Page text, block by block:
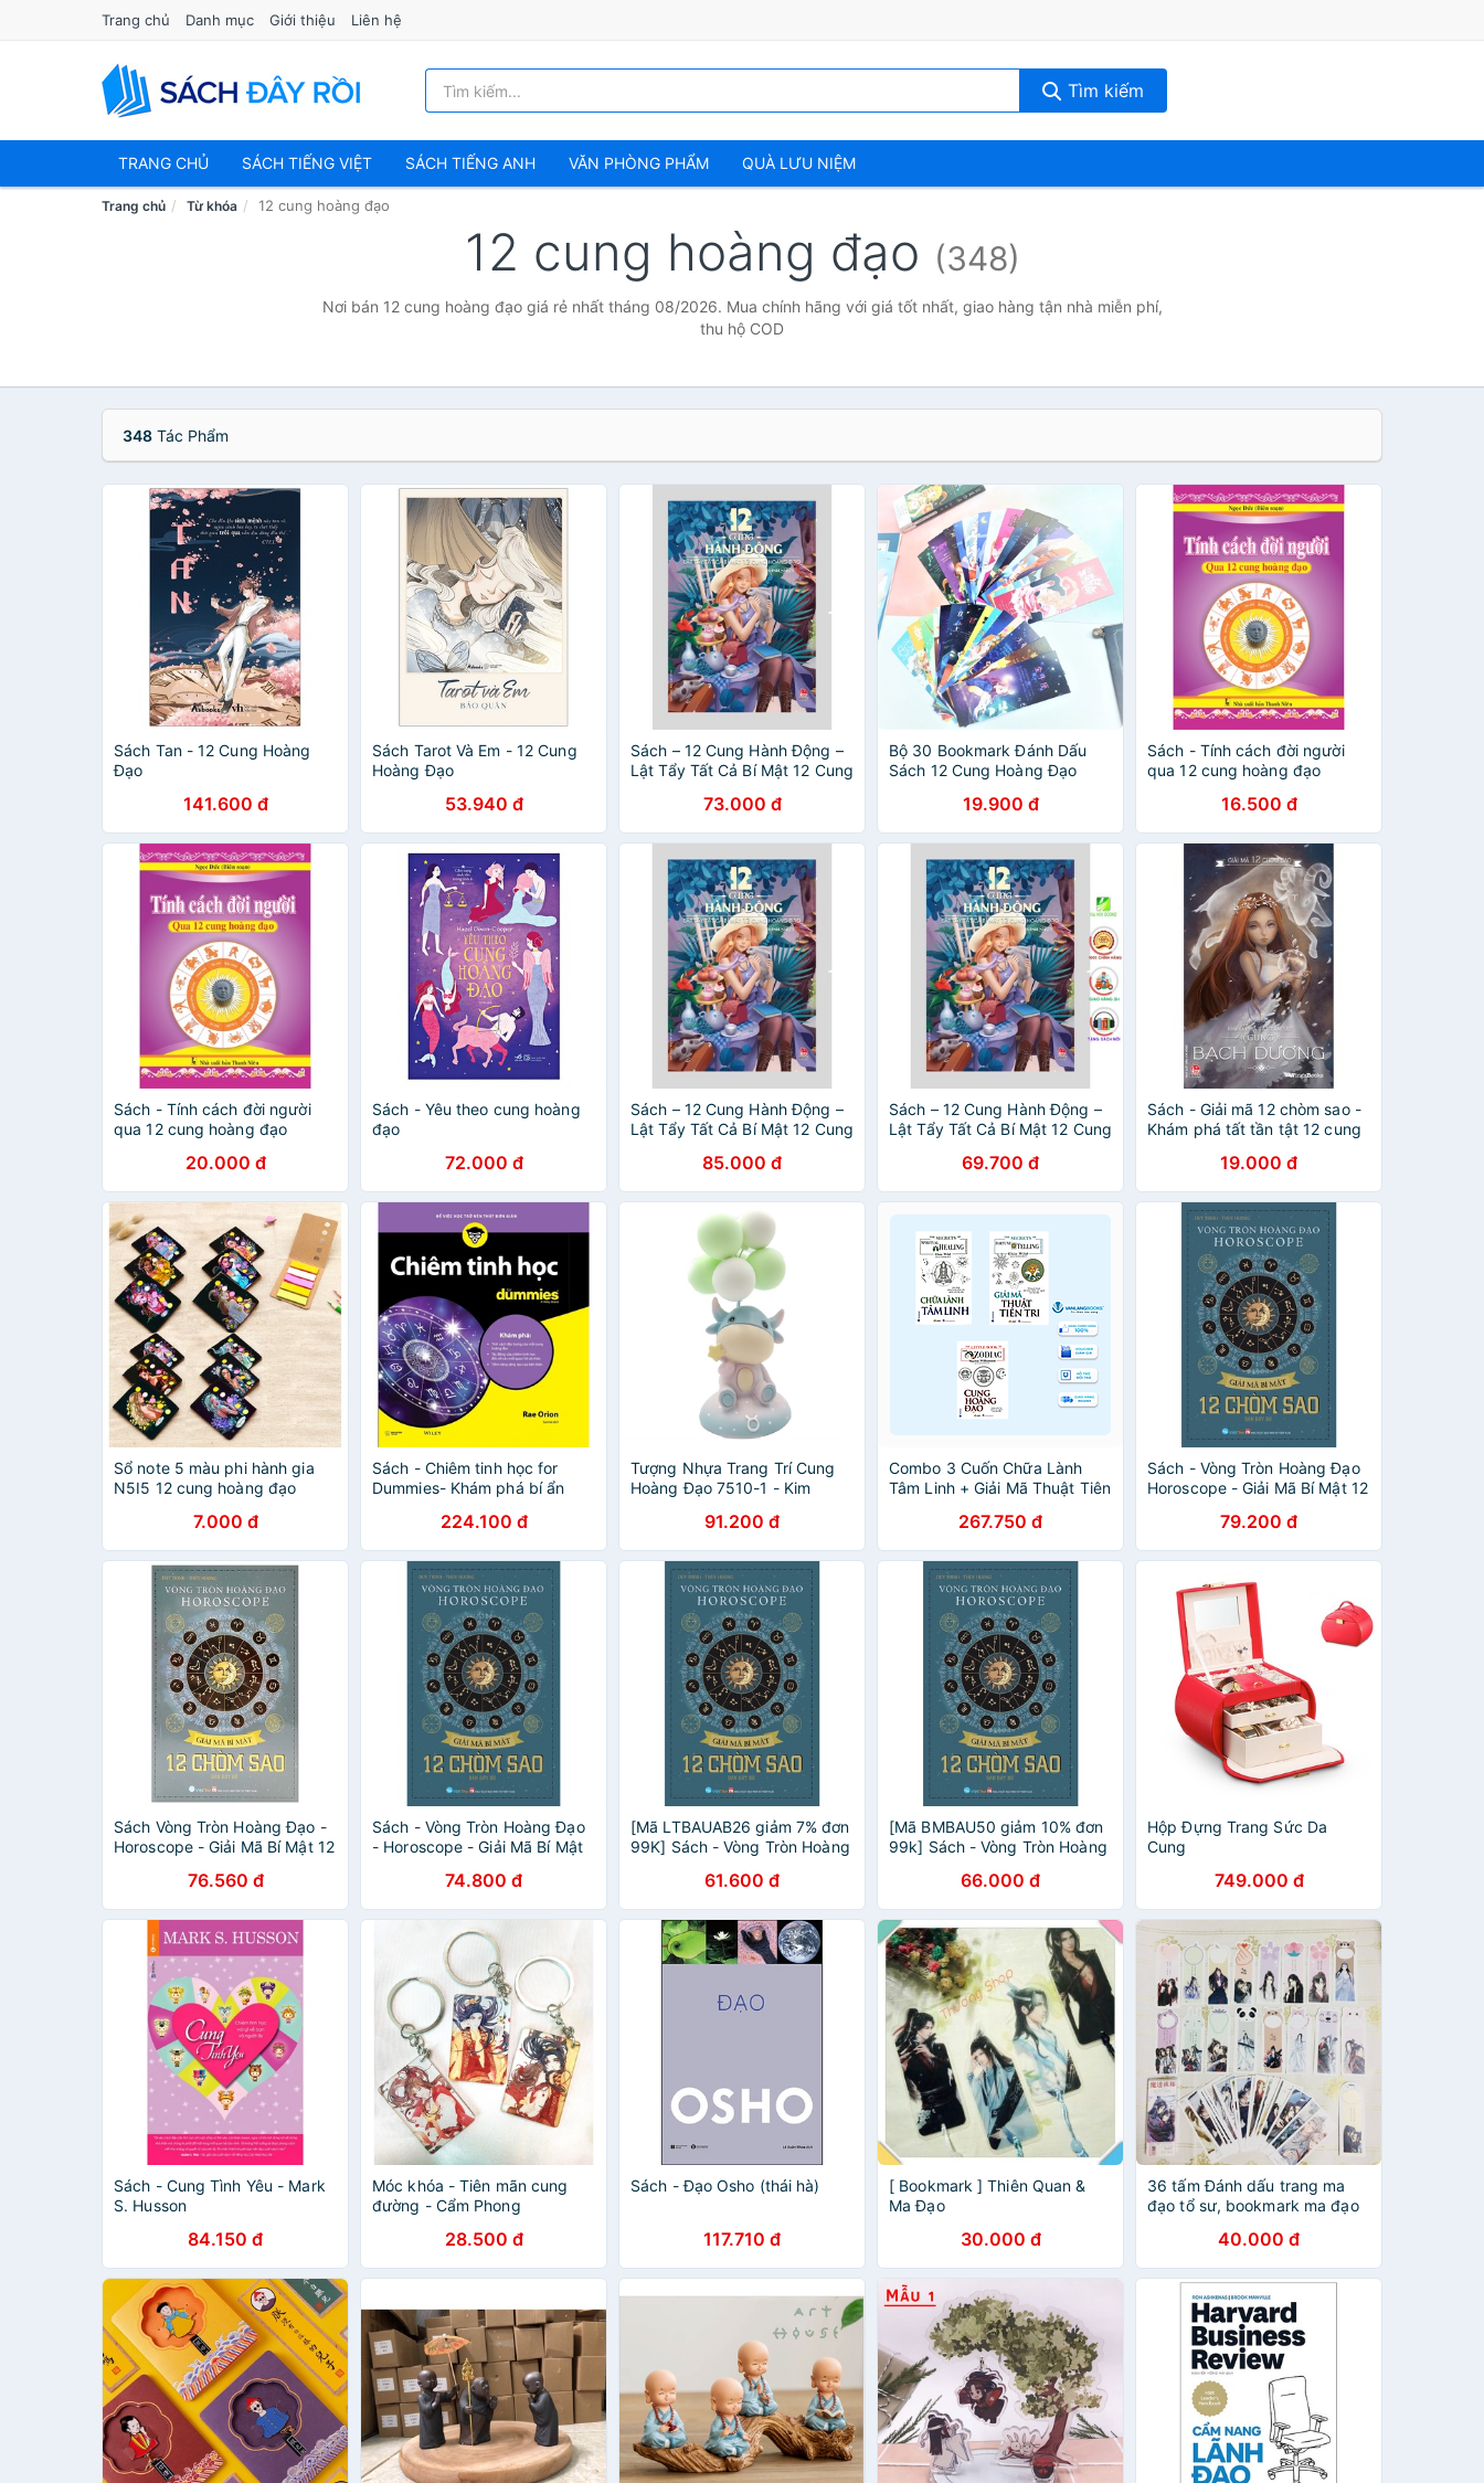
Trang chủ Danh mục Giới thiệu Liên hệ
Tìm kiếm
TRANG CHỦ SÁCH TIẾNG VIỆT SÁCH TIẾNG ANH VĂN PHÒNG PHẨM QUÀ LƯU NIỆM
Trang chủ Từ khóa 12 cung hoàng đạo
12 cung hoàng đạo (348)
Nơi bán 12 cung hoàng đạo giá rẻ nhất tháng 08/2026. Mua chính hãng với giá tốt nhất, giao hàng tận nhà miễn phí,
thu hộ COD
348 Tác Phẩm
Sách Tan - 12 Cung Hoàng
Đạo
141.600 đ
Sách Tarot Và Em - 12 Cung
Hoàng Đạo
53.940 đ
Sách – 12 Cung Hành Động –
Lật Tẩy Tất Cả Bí Mật 12 Cung
73.000 đ
Bộ 30 Bookmark Đánh Dấu
Sách 12 Cung Hoàng Đạo
19.900 đ
Sách - Tính cách đời người
qua 12 cung hoàng đạo
16.500 đ
Sách - Tính cách đời người
qua 12 cung hoàng đạo
20.000 đ
Sách - Yêu theo cung hoàng
đạo
72.000 đ
Sách – 12 Cung Hành Động –
Lật Tẩy Tất Cả Bí Mật 12 Cung
85.000 đ
Sách – 12 Cung Hành Động –
Lật Tẩy Tất Cả Bí Mật 12 Cung
69.700 đ
Sách - Giải mã 12 chòm sao -
Khám phá tất tần tật 12 cung
19.000 đ
Sổ note 5 màu phi hành gia
N5I5 12 cung hoàng đạo
usagyuuun maruko
7.000 đ
Sách - Chiêm tinh học for
Dummies- Khám phá bí ẩn
224.100 đ
Tượng Nhựa Trang Trí Cung
Hoàng Đạo 7510-1 - Kim
91.200 đ
Combo 3 Cuốn Chữa Lành
Tâm Linh + Giải Mã Thuật Tiên
Vanlangbooks267.750 đ
Sách - Vòng Tròn Hoàng Đạo
Horoscope - Giải Mã Bí Mật 12
79.200 đ
Sách Vòng Tròn Hoàng Đạo -
Horoscope - Giải Mã Bí Mật 12
76.560 đ
Sách - Vòng Tròn Hoàng Đạo
- Horoscope - Giải Mã Bí Mật
74.800 đ
[Mã LTBAUAB26 giảm 7% đơn
99K] Sách - Vòng Tròn Hoàng
Bí Mật - 12 Chòm Sao
61.600 đ
[Mã BMBAU50 giảm 10% đơn
99k] Sách - Vòng Tròn Hoàng
Bí Mật - 12 Chòm Sao
66.000 đ
Hộp Đựng Trang Sức Da
Cung
749.000 đ
Sách - Cung Tình Yêu - Mark
S. Husson
84.150 đ
Móc khóa - Tiên mãn cung
đường - Cẩm Phong
28.500 đ
Sách - Đạo Osho (thái hà)
117.710 đ
[ Bookmark ] Thiên Quan &
Ma Đạo
30.000 đ
36 tấm Đánh dấu trang ma
đạo tổ sư, bookmark ma đạo
40.000 đ